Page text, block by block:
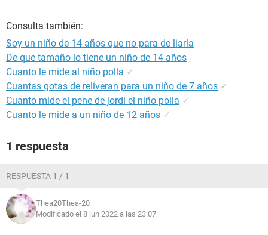
Consulta también:
Soy un niño de 14 años que no para de liarla
De que tamaño lo tiene un niño de 14 años
Cuanto le mide al niño polla ✓
Cuantas gotas de reliveran para un niño de 7 años ✓
Cuanto mide el pene de jordi el niño polla ✓
Cuanto le mide a un niño de 12 años ✓
1 respuesta
RESPUESTA 1 / 1
Thea20Thea-20
Modificado el 8 jun 2022 a las 23:07